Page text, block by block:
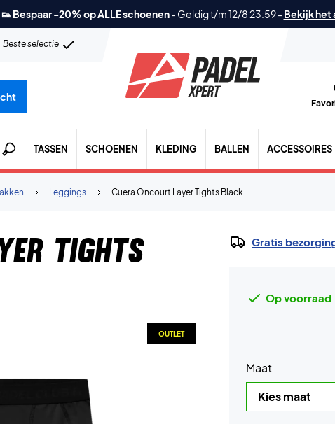
👟 Bespaar -20% op ALLE schoenen- Geldig t/m 12/8 23:59- Bekijk het
Beste selectie
TASSEN SCHOENEN KLEDING BALLEN ACCESSOIRES
Cuera Oncourt Layer Tights Black
Leggings
Tights
OUTLET
Gratis
Op voorraad
Maat